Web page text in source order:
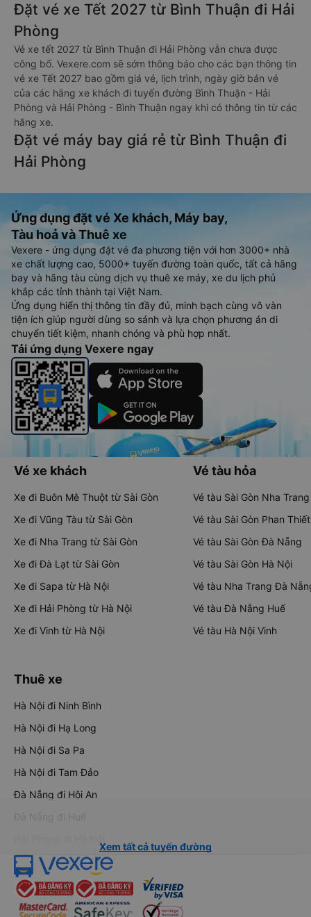
Đặt vé xe Tết 2027 từ Bình Thuận đi Hải
Phòng
Vé xe tết 2027 từ Bình Thuận đi Hải Phòng vẫn chưa được
công bố. Vexere.com sẽ sớm thông báo cho các bạn thông tin
vé xe Tết 2027 bao gồm giá vé, lịch trình, ngày giờ bán vé
của các hãng xe khách đi tuyến đường Bình Thuận - Hải
Phòng và Hải Phòng - Bình Thuận ngay khi có thông tin từ các
hãng xe.
Đặt vé máy bay giá rẻ từ Bình Thuận đi
Hải Phòng
Ứng dụng đặt vé Xe khách, Máy bay,
Tàu hoả và Thuê xe
Vexere - ứng dụng đặt vé đa phương tiện với hơn 3000+ nhà
xe chất lượng cao, 5000+ tuyến đường toàn quốc, tất cả hãng
bay và hãng tàu cùng dịch vụ thuê xe máy, xe du lịch phủ
khắp các tỉnh thành tại Việt Nam.
Ứng dụng hiển thị thông tin đầy đủ, minh bạch cùng vô vàn
tiện ích giúp người dùng so sánh và lựa chọn phương án di
chuyển tiết kiệm, nhanh chóng và phù hợp nhất.
Tải ứng dụng Vexere ngay
Vé xe khách
Xe đi Buôn Mê Thuột từ Sài Gòn
Xe đi Vũng Tàu từ Sài Gòn
Xe đi Nha Trang từ Sài Gòn
Xe đi Đà Lạt từ Sài Gòn
Xe đi Sapa từ Hà Nội
Xe đi Hải Phòng từ Hà Nội
Xe đi Vinh từ Hà Nội
Vé tàu hỏa
Vé tàu Sài Gòn Nha Trang
Vé tàu Sài Gòn Phan Thiết
Vé tàu Sài Gòn Đà Nẵng
Vé tàu Sài Gòn Hà Nội
Vé tàu Nha Trang Đà
Vé tàu Đà Nẵng Huế
Vé tàu Hà Nội Vinh
Thuê xe
Hà Nội đi Ninh Bình
Hà Nội đi Hạ Long
Hà Nội đi Sa Pa
Hà Nội đi Tam Đảo
Đà Nẵng đi Hội An
Đà Nẵng đi Huế
Xem tất cả tuyến đường